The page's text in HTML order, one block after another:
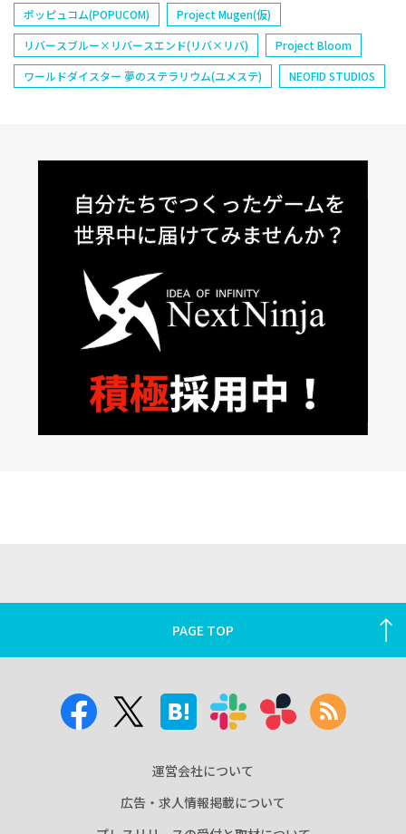
ポッピュコム(POPUCOM)
Project Mugen(仮)
リバースブルー×リバースエンド(リバ×リバ)
Project Bloom
ワールドダイスター 夢のステラリウム(ユメステ)
NEOFID STUDIOS
PAGE TOP
運営会社について
広告・求人情報掲載について